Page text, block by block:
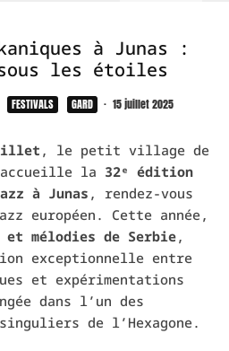
à Junas :
les étoiles
FESTIVALS GARD · 15 juillet 2025
, le petit village de
la 32ᵉ édition
à Junas , rendez-vous
européen. Cette année,
et mélodies de Serbie,
exceptionnelle entre
et expérimentations
dans l’un des
de l’Hexagone.